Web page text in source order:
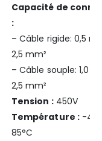
Capacité de
:
– Câble rigide: 0,5
2,5 mm²
– Câble souple: 1,0
2,5 mm²
Tension :450V
Température :-
85°C